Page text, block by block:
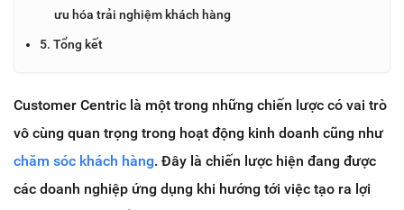
ưu hóa trải nghiệm khách hàng
5. Tổng kết
Customer Centric là một trong những chiến lược có vai trò
vô cùng quan trọng trong hoạt động kinh doanh cũng như
chăm sóc khách hàng. Đây là chiến lược hiện đang được
các doanh nghiệp ứng dụng khi hướng tới việc tạo ra lợi